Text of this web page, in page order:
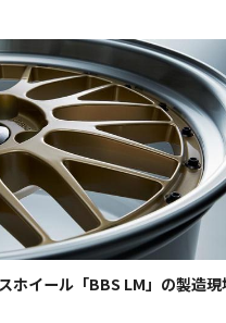
ホイール「BBS LM」の製造現